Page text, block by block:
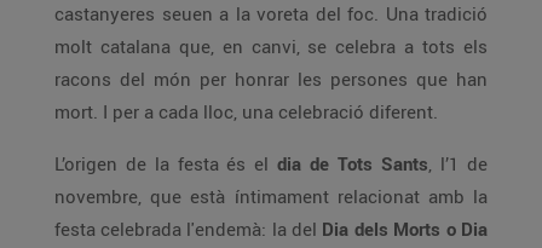
castanyeres seuen a la voreta del foc. Una tradició
molt catalana que, en canvi, se celebra a tots els
racons del món per honrar les persones que han
mort. I per a cada lloc, una celebració diferent.
L’origen de la festa és el dia de Tots Sants, l’1 de
novembre, que està íntimament relacionat amb la
festa celebrada l'endemà: la del Dia dels Morts o Dia